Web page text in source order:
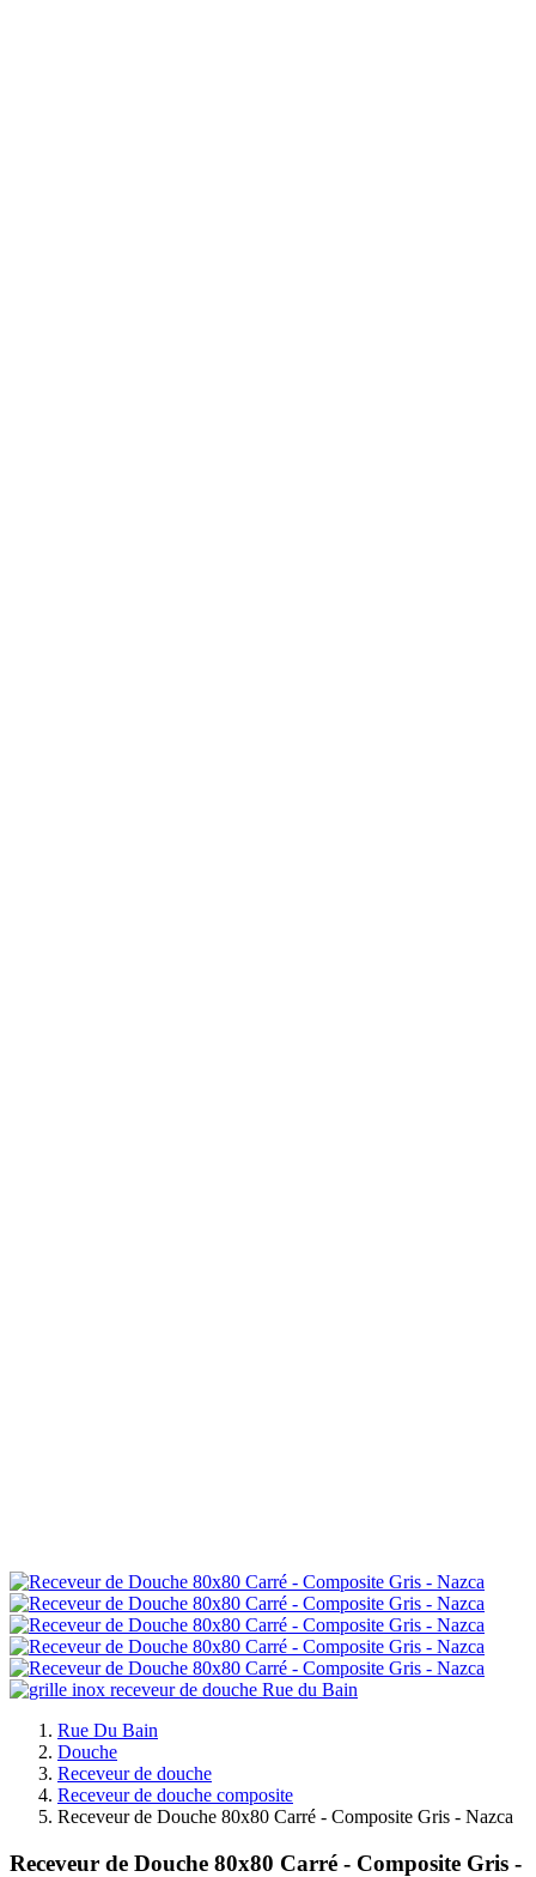
Rue Du Bain
Douche
Receveur de douche
Receveur de douche composite
Receveur de Douche 80x80 Carré - Composite Gris - Nazca
Receveur de Douche 80x80 Carré - Composite Gris -